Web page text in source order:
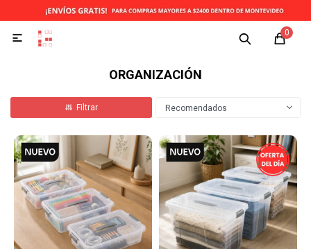
0

ORGANIZACIÓN
Recomendados